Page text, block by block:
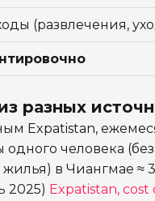
(развлечения,
разных
Expatistan,
одного человека (без
в Чиангмае ≈
2025) Expatistan, cost